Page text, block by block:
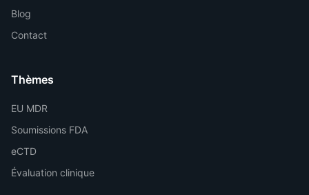
Blog
Contact
Thèmes
EU MDR
Soumissions FDA
eCTD
Évaluation clinique